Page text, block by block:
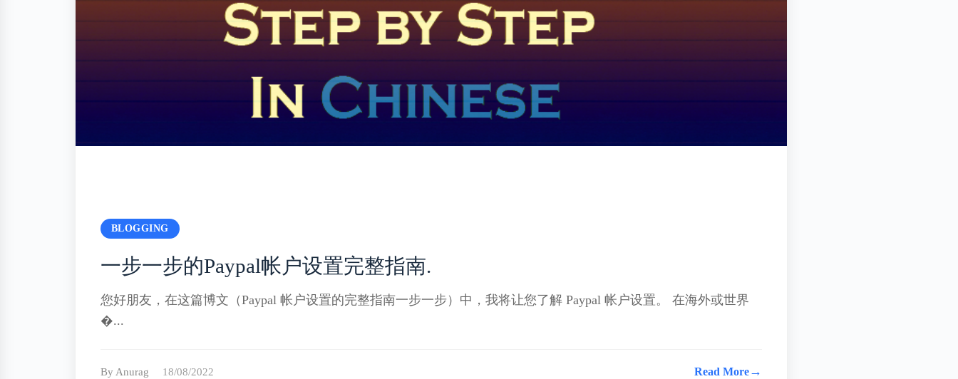
BLOGGING
一步一步的Paypal帐户设置完整指南.
您好朋友，在这篇博文（Paypal 帐户设置的完整指南一步一步）中，我将让您了解 Paypal 帐户设置。 在海外或世界
�...
By Anurag 18/08/2022 Read More→